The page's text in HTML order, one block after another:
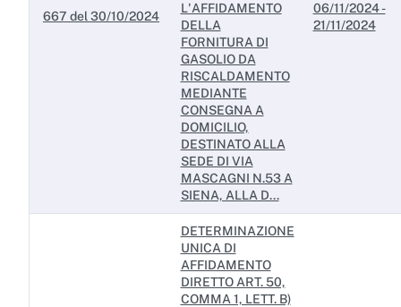
667 del 30/10/2024
L'AFFIDAMENTO
DELLA
FORNITURA DI
GASOLIO DA
RISCALDAMENTO
MEDIANTE
CONSEGNA A
DOMICILIO,
DESTINATO ALLA
SEDE DI VIA
MASCAGNI N.53 A
SIENA, ALLA D...
06/11/2024 -
21/11/2024
DETERMINAZIONE
UNICA DI
AFFIDAMENTO
DIRETTO ART. 50,
COMMA 1, LETT. B)